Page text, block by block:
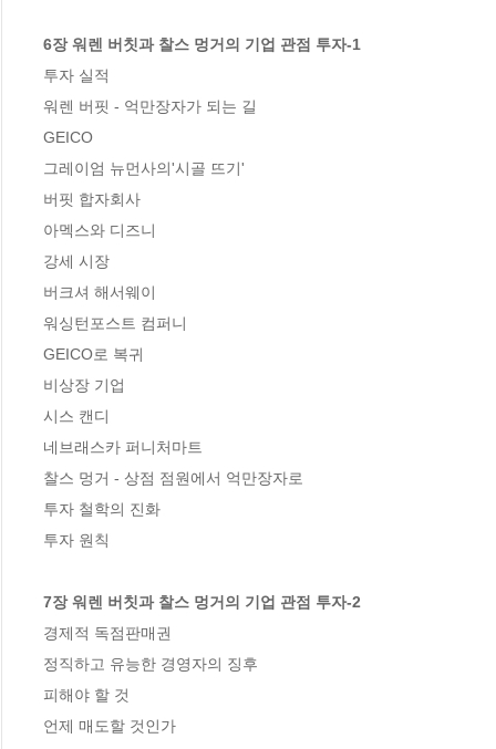
6장 워렌 버칫과 찰스 멍거의 기업 관점 투자-1
투자 실적
워렌 버핏 - 억만장자가 되는 길
GEICO
그레이엄 뉴먼사의'시골 뜨기'
버핏 합자회사
아멕스와 디즈니
강세 시장
버크셔 해서웨이
워싱턴포스트 컴퍼니
GEICO로 복귀
비상장 기업
시스 캔디
네브래스카 퍼니처마트
찰스 멍거 - 상점 점원에서 억만장자로
투자 철학의 진화
투자 원칙
7장 워렌 버칫과 찰스 멍거의 기업 관점 투자-2
경제적 독점판매권
정직하고 유능한 경영자의 징후
피해야 할 것
언제 매도할 것인가